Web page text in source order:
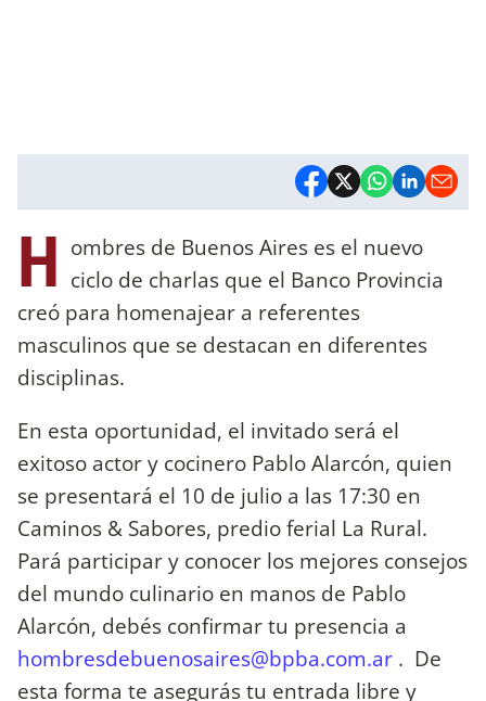
H ombres de Buenos Aires es el nuevo
ciclo de charlas que el Banco Provincia
creó para homenajear a referentes
masculinos que se destacan en diferentes
disciplinas.
En esta oportunidad, el invitado será el
exitoso actor y cocinero Pablo Alarcón, quien
se presentará el 10 de julio a las 17:30 en
Caminos & Sabores, predio ferial La Rural.
Pará participar y conocer los mejores consejos
del mundo culinario en manos de Pablo
Alarcón, debés confirmar tu presencia a
hombresdebuenosaires@bpba.com.ar . De
esta forma te asegurás tu entrada libre y